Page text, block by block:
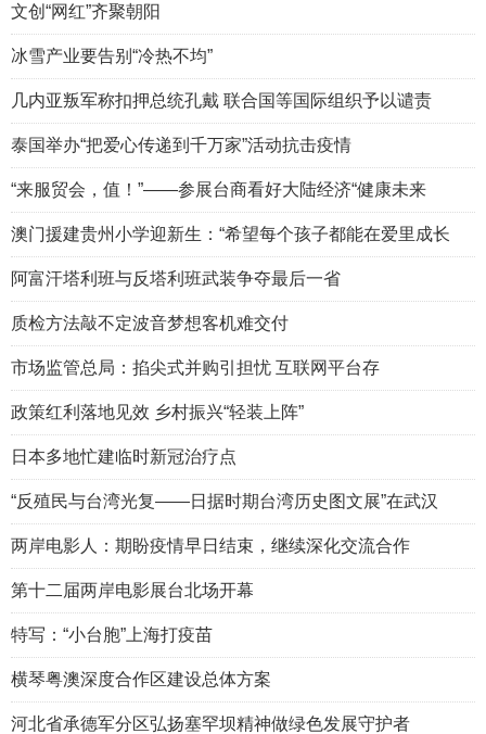
文创“网红”齐聚朝阳
冰雪产业要告别“冷热不均”
几内亚叛军称扣押总统孔戴 联合国等国际组织予以谴责
泰国举办“把爱心传递到千万家”活动抗击疫情
“来服贸会，值！”——参展台商看好大陆经济“健康未来
澳门援建贵州小学迎新生：“希望每个孩子都能在爱里成长
阿富汗塔利班与反塔利班武装争夺最后一省
质检方法敲不定波音梦想客机难交付
市场监管总局：掐尖式并购引担忧 互联网平台存
政策红利落地见效 乡村振兴“轻装上阵”
日本多地忙建临时新冠治疗点
“反殖民与台湾光复——日据时期台湾历史图文展”在武汉
两岸电影人：期盼疫情早日结束，继续深化交流合作
第十二届两岸电影展台北场开幕
特写：“小台胞”上海打疫苗
横琴粤澳深度合作区建设总体方案
河北省承德军分区弘扬塞罕坝精神做绿色发展守护者